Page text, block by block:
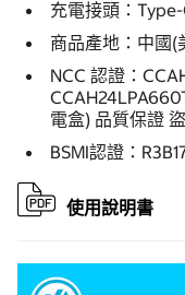
充電接頭：
商品產地：中國(
NCC 認證：
電盒) 品質保證
BSMI認證：
使用說明書